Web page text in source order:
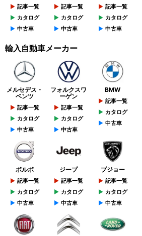
記事一覧
カタログ
中古車
記事一覧
カタログ
中古車
記事一覧
カタログ
中古車
輸入自動車メーカー
メルセデス・
ベンツ
記事一覧
カタログ
中古車
フォルクスワ
ーゲン
記事一覧
カタログ
中古車
BMW
記事一覧
カタログ
中古車
ボルボ
記事一覧
カタログ
中古車
ジープ
記事一覧
カタログ
中古車
プジョー
記事一覧
カタログ
中古車